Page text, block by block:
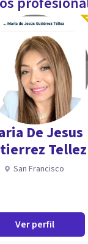
De Jesus
Tellez
San Francisco
Ver perfil